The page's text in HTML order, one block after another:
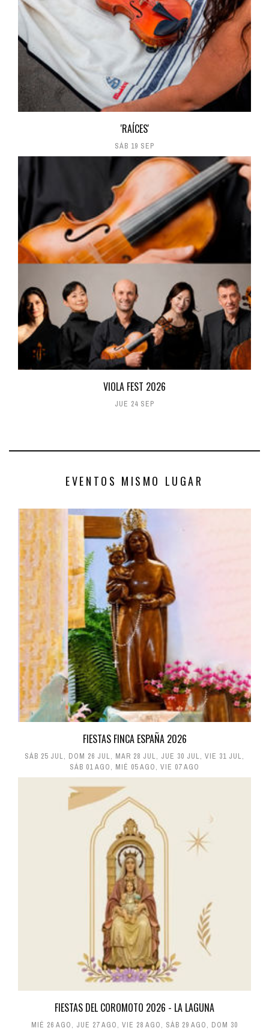
'RAÍCES'
SÁB 19 SEP
VIOLA FEST 2026
JUE 24 SEP
EVENTOS MISMO LUGAR
FIESTAS FINCA ESPAÑA 2026
SÁB 25 JUL, DOM 26 JUL, MAR 28 JUL, JUE 30 JUL, VIE 31 JUL,
SÁB 01 AGO, MIÉ 05 AGO, VIE 07 AGO
FIESTAS DEL COROMOTO 2026 - LA LAGUNA
MIÉ 26 AGO, JUE 27 AGO, VIE 28 AGO, SÁB 29 AGO, DOM 30